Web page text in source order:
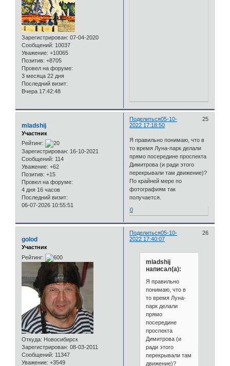
Зарегистрирован: 07-04-2020
Сообщений: 10037
Уважение: +10065
Позитив: +8705
Провел на форуме:
3 месяца 22 дня
Последний визит:
Вчера 17:42:48
Поделиться 25
05-10-
2022 17:18:50
mladshij
Участник
Рейтинг:
Зарегистрирован: 16-10-2021
Сообщений: 114
Уважение: +62
Позитив: +15
Провел на форуме:
4 дня 16 часов
Последний визит:
06-07-2026 10:55:51
Я правильно понимаю, что в
то время Луна-парк делали
прямо посередине проспекта
Димитрова (и ради этого
перекрывали там движение)?
По крайней мере по
фотографиям так
получается.
0
Поделиться 26
05-10-
2022 17:40:07
golod
Участник
Рейтинг:
Откуда: Новосибирск
Зарегистрирован: 08-03-2011
Сообщений: 11347
Уважение: +3549
mladshij
написал(а):
Я правильно
понимаю, что в
то время Луна-
парк делали
прямо
посередине
проспекта
Димитрова (и
ради этого
перекрывали там
движение)?